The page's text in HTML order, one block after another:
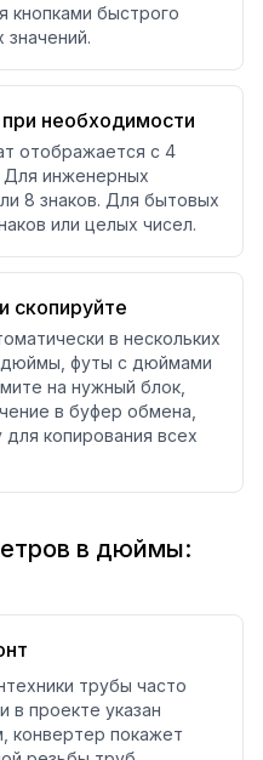
кнопками быстрого
необходимости
отображается с 4
Для инженерных
8 знаков. Для бытовых
или целых чисел.
скопируйте
в нескольких
футы с дюймами
на нужный блок,
в буфер обмена,
для копирования всех
в дюймы:
трубы часто
в проекте указан
конвертер покажет